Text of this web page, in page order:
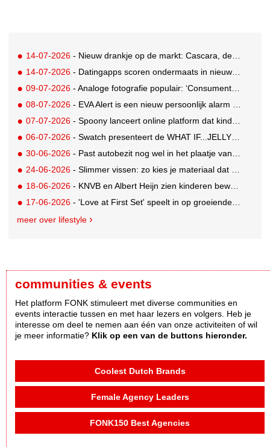
14-07-2026 - Nieuw drankje op de markt: Cascara, de zelfbenoemde gezonde vervanging voor derde kop koffie
14-07-2026 - Datingapps scoren ondermaats in nieuw app-onderzoek, toch blijft gebruik groeien
09-07-2026 - Analoge fotografie populair: ‘Consumenten zoeken beleving, niet alleen perfectie’
08-07-2026 - EVA Alert is een nieuw persoonlijk alarm dat je aan je tas hangt
07-07-2026 - Spoony lanceert online platform dat kinderen tot 12 jaar helpt gezonde eetgewoonten te ontwikkelen
06-07-2026 - Swatch presenteert de WHAT IF...JELLY? collectie
30-06-2026 - Past autobezit nog wel in het plaatje van vandaag?
24-06-2026 - Slimmer vissen: zo kies je materiaal dat bij je water en techniek past
18-06-2026 - KNVB en Albert Heijn zien kinderen bewuster eten en meer bewegen
17-06-2026 - 'Love at First Set' speelt in op groeiende gym crush-trend
meer over lifestyle
communities & events
Het platform FONK stimuleert met diverse communities en
events interactie tussen en met haar lezers en volgers. Heb je
interesse om deel te nemen aan één van onze activiteiten of wil
je meer informatie? Klik op een van de buttons hieronder.
Coolest Dutch Brands
Female Agency Leaders
FONK150 Best Agencies